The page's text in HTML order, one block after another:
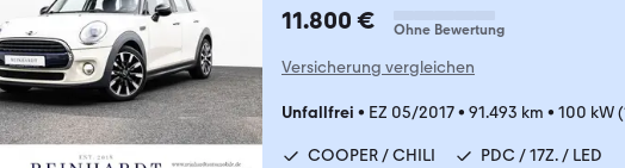
11.800 € Ohne Bewertung
Versicherung vergleichen
Unfallfrei • EZ 05/2017• 91.493 km • 100 kW
COOPER / CHILI
PDC / 17Z. / LED